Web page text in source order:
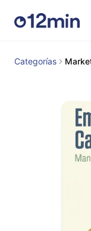
Categorías